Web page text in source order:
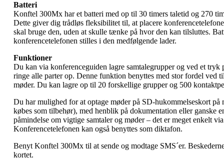
Batteri
Konftel 300Mx har et batteri med op til 30 timers taletid og 270
Dette giver dig trådløs fleksibilitet til, at placere
skal bruge den, uden at skulle tænke på hvor den kan tilsluttes.
konferencetelefonen stilles i den medfølgende lader.
Funktioner
Du kan via konferenceguiden lagre samtalegrupper og ved et tryk
ringe alle parter op. Denne funktion benyttes med stor fordel ved
møder. Du kan lagre op til 20 forskellige grupper og 500
Du har mulighed for at optage møder på SD-hukommelseskort på
købes som tilbehør), med henblik på dokumentation eller ganske
påmindelse om vigtige samtaler og møder – det er meget enkelt
Konferencetelefonen kan også benyttes som diktafon.
Benyt Konftel 300Mx til at sende og modtage SMS´er.
kortet.